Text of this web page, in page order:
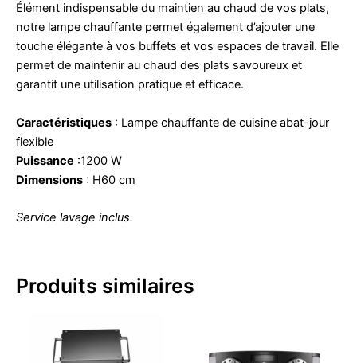
Élément indispensable du maintien au chaud de vos plats,
notre lampe chauffante permet également d’ajouter une
touche élégante à vos buffets et vos espaces de travail. Elle
permet de maintenir au chaud des plats savoureux et
garantit une utilisation pratique et efficace.
Caractéristiques : Lampe chauffante de cuisine abat-jour
flexible
Puissance :1200 W
Dimensions : H60 cm
Service lavage inclus.
Produits similaires